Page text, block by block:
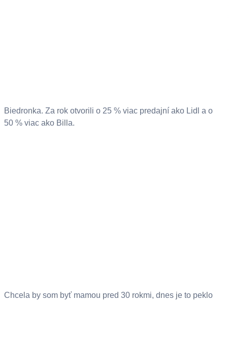
Biedronka. Za rok otvorili o 25 % viac predajní ako Lidl a o
50 % viac ako Billa.
Chcela by som byť mamou pred 30 rokmi, dnes je to peklo